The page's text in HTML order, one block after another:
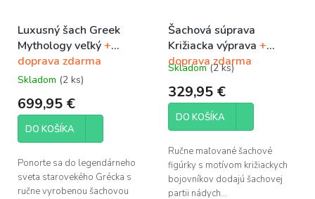
Luxusný šach Greek
Mythology veľký+
doprava zdarma
Skladom (2 ks)
699,95 €
DO KOŠÍKA
Ponorte sa do legendárneho
sveta starovekého Grécka s
ručne vyrobenou šachovou
Šachová súprava
Križiacka výprava +
doprava zdarma
Priemerné
produktu
je
5,0
5
hviezdičiek.
Skladom(2 ks)
329,95 €
DO KOŠÍKA
Ručne maľované šachové
figúrky s motívom križiackych
bojovníkov dodajú šachovej
partii nádych...